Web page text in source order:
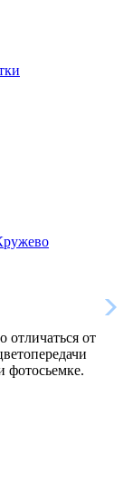
отличаться от
фотосьемке.